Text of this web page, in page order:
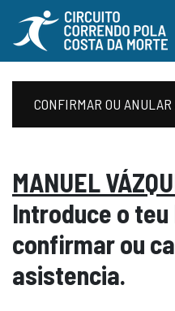
CONFIRMAR OU
MANUEL
Introduce o teu
confirmar ou
asistencia.